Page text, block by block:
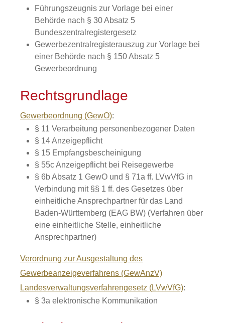
Führungszeugnis zur Vorlage bei einer
Behörde nach § 30 Absatz 5
Bundeszentralregistergesetz
Gewerbezentralregisterauszug zur Vorlage bei
einer Behörde nach § 150 Absatz 5
Gewerbeordnung
Rechtsgrundlage
Gewerbeordnung (GewO):
§ 11 Verarbeitung personenbezogener Daten
§ 14 Anzeigepflicht
§ 15 Empfangsbescheinigung
§ 55c Anzeigepflicht bei Reisegewerbe
§ 6b Absatz 1 GewO und § 71a ff. LVwVfG in
Verbindung mit §§ 1 ff. des Gesetzes über
einheitliche Ansprechpartner für das Land
Baden-Württemberg (EAG BW) (Verfahren über
eine einheitliche Stelle, einheitliche
Ansprechpartner)
Verordnung zur Ausgestaltung des
Gewerbeanzeigeverfahrens (GewAnzV)
Landesverwaltungsverfahrengesetz (LVwVfG):
§ 3a elektronische Kommunikation